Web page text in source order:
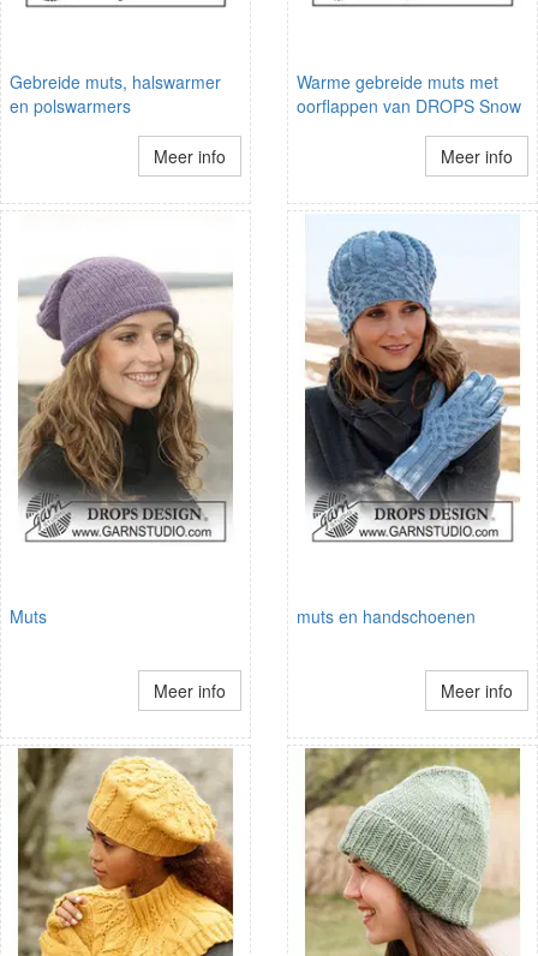
Gebreide muts, halswarmer
en polswarmers
Meer info
Warme gebreide muts met
oorflappen van DROPS Snow
Meer info
Muts
Meer info
muts en handschoenen
Meer info